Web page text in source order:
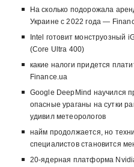
На сколько подорожала
Украине с 2022 года —
Intel готовит монструозный
(Core Ultra 400)
какие налоги придется
Finance.ua
Google DeepMind научился
опасные ураганы на сутки
удивил метеорологов
найм продолжается, но
специалистов становится
20-ядерная платформа